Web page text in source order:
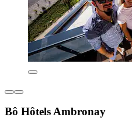
Bô Hôtels Ambronay